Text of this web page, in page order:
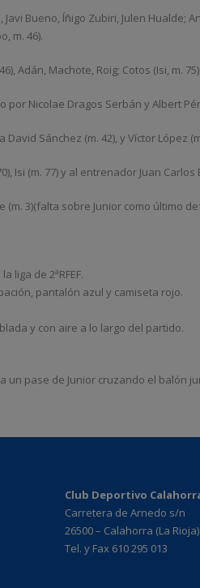
Javi Bueno, Íñigo Zubiri, Julen
m. 46).
Adán, Machote, Roig; Cotos (Isi, m.
por Nicolae Dragos Serbán y Albert
David Sánchez (m. 42), y Víctor López
Isi (m. 77) y al entrenador Juan Carlos
(m. 3)(falta sobre Junior como último
liga de 2ªRFEF.
pantalón azul y camiseta rojo.
y con aire a lo largo del partido.
un pase de Junior cruzando el balón
Club Deportivo
Carretera de Arnedo s/n
26500 – Calahorra (La Rioja)
Tel. y Fax 610 295 013